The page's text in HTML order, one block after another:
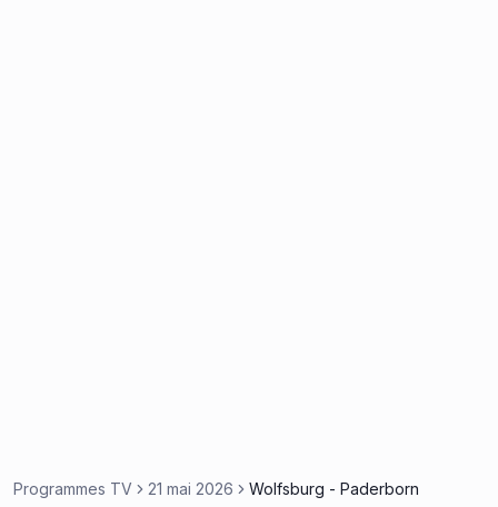
Programmes TV 21 mai 2026 Wolfsburg - Paderborn